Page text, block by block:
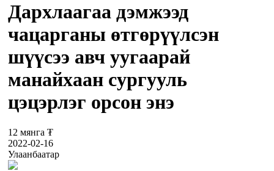
Дархлаагаа дэмжээд
чацарганы өтгөрүүлсэн
шүүсээ авч уугаарай
манайхаан сургууль
цэцэрлэг орсон энэ
12 мянга ₮
2022-02-16
Улаанбаатар